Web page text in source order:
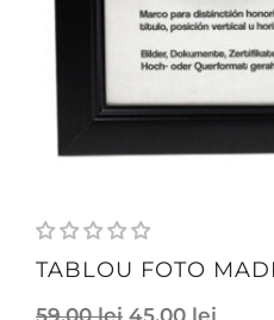
TABLOU FOTO